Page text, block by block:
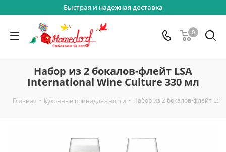
Быстрая и надежная доставка
0
Набор из 2 бокалов-флейт LSA
International Wine Culture 330 мл
Главная - Кухонные принадлежности - Набор из 2 бокалов-флейт